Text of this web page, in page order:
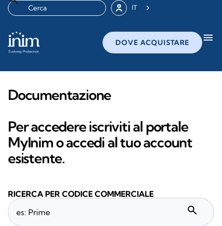
IT
DOVE ACQUISTARE menu
Documentazione
Per accedere iscriviti al portale
MyInim o accedi al tuo account
esistente.
RICERCA PER CODICE COMMERCIALE
search